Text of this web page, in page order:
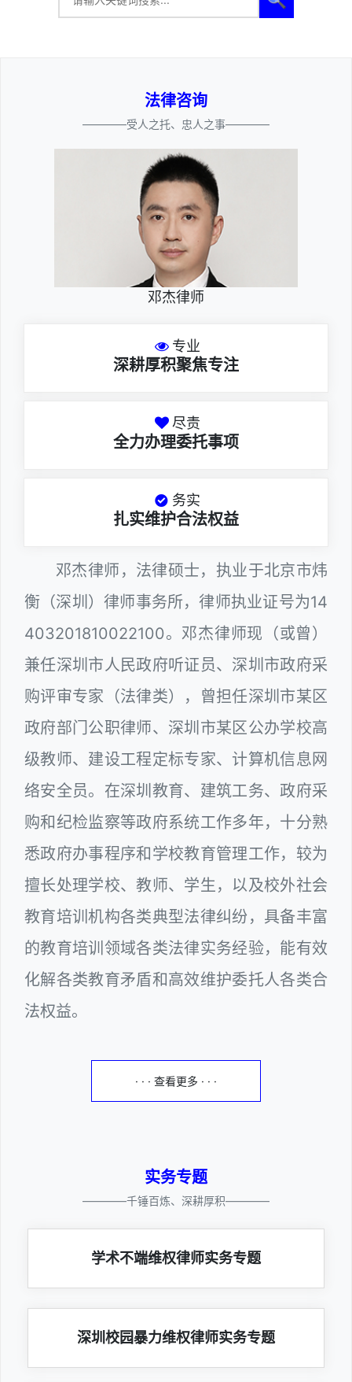
法律咨询
————受人之托、忠人之事————
邓杰律师
专业
深耕厚积聚焦专注
尽责
全力办理委托事项
务实
扎实维护合法权益
邓杰律师，法律硕士，执业于北京市炜
衡（深圳）律师事务所，律师执业证号为14
403201810022100。邓杰律师现（或曾）
兼任深圳市人民政府听证员、深圳市政府采
购评审专家（法律类），曾担任深圳市某区
政府部门公职律师、深圳市某区公办学校高
级教师、建设工程定标专家、计算机信息网
络安全员。在深圳教育、建筑工务、政府采
购和纪检监察等政府系统工作多年，十分熟
悉政府办事程序和学校教育管理工作，较为
擅长处理学校、教师、学生，以及校外社会
教育培训机构各类典型法律纠纷，具备丰富
的教育培训领域各类法律实务经验，能有效
化解各类教育矛盾和高效维护委托人各类合
法权益。
· · · 查看更多 · · ·
实务专题
————千锤百炼、深耕厚积————
学术不端维权律师实务专题
深圳校园暴力维权律师实务专题